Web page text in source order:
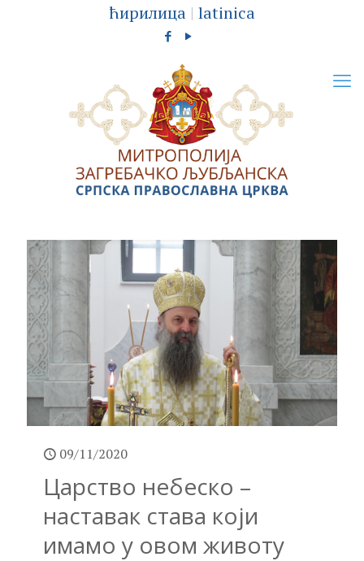
ћирилица | latinica
09/11/2020
Царство небеско –
наставак става који
имамо у овом животу